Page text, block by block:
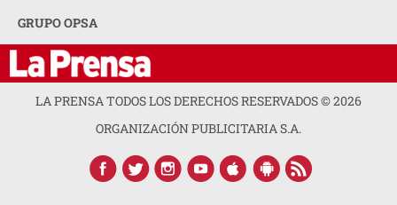
GRUPO OPSA
LA PRENSA TODOS LOS DERECHOS RESERVADOS ©2026
ORGANIZACIÓN PUBLICITARIA S.A.